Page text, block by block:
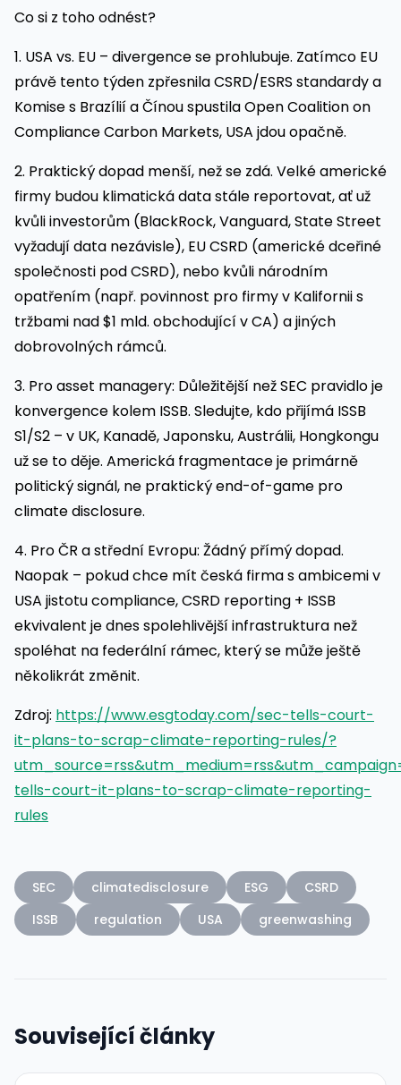
Co si z toho odnést?
1. USA vs. EU – divergence se prohlubuje. Zatímco EU
právě tento týden zpřesnila CSRD/ESRS standardy a
Komise s Brazílií a Čínou spustila Open Coalition on
Compliance Carbon Markets, USA jdou opačně.
2. Praktický dopad menší, než se zdá. Velké americké
firmy budou klimatická data stále reportovat, ať už
kvůli investorům (BlackRock, Vanguard, State Street
vyžadují data nezávisle), EU CSRD (americké dceřiné
společnosti pod CSRD), nebo kvůli národním
opatřením (např. povinnost pro firmy v Kalifornii s
tržbami nad $1 mld. obchodující v CA) a jiných
dobrovolných rámců.
3. Pro asset managery: Důležitější než SEC pravidlo je
konvergence kolem ISSB. Sledujte, kdo přijímá ISSB
S1/S2 – v UK, Kanadě, Japonsku, Austrálii, Hongkongu
už se to děje. Americká fragmentace je primárně
politický signál, ne praktický end-of-game pro
climate disclosure.
4. Pro ČR a střední Evropu: Žádný přímý dopad.
Naopak – pokud chce mít česká firma s ambicemi v
USA jistotu compliance, CSRD reporting + ISSB
ekvivalent je dnes spolehlivější infrastruktura než
spoléhat na federální rámec, který se může ještě
několikrát změnit.
Zdroj: https://www.esgtoday.com/sec-tells-court-
it-plans-to-scrap-climate-reporting-rules/?
tells-court-it-plans-to-scrap-climate-reporting-
rules
SEC climatedisclosure ESG
CSRD
ISSB
regulation USA greenwashing
Související články